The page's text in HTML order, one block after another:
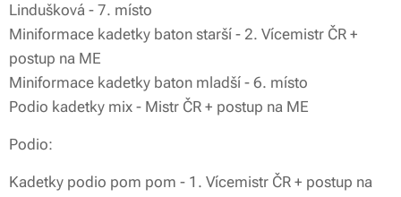
Lindušková - 7. místo
Miniformace kadetky baton starší - 2. Vícemistr ČR +
postup na ME
Miniformace kadetky baton mladší - 6. místo
Podio kadetky mix - Mistr ČR + postup na ME
Podio:
Kadetky podio pom pom - 1. Vícemistr ČR + postup na